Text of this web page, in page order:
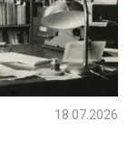
18.07.2026